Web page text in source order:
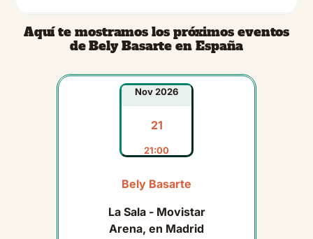
Aquí te mostramos los próximos eventos
de Bely Basarte en España
Nov 2026
21
21:00
Bely Basarte
La Sala - Movistar
Arena, en Madrid